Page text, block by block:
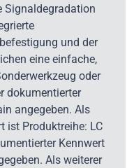
Signaldegradation
und der
eine einfache,
oder
dokumentierter
angegeben. Als
ist Produktreihe: LC
Kennwert
Als weiterer